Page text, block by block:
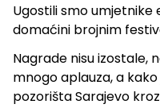
Ugostili smo
domaćini brojnim
Nagrade nisu izostale,
mnogo aplauza, a
pozorišta Sarajevo